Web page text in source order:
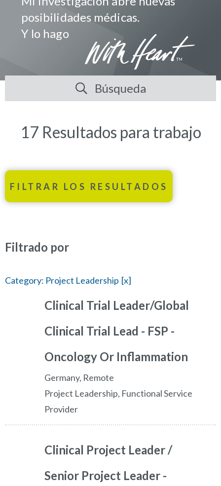
posibilidades médicas.
Y lo hago
Búsqueda
17 Resultados para trabajo
FILTRAR LOS RESULTADOS
Filtrado por
Category: Project Leadership
Clinical Trial Leader/Global
Clinical Trial Lead - FSP -
Oncology Or Inflammation
Germany, Remote
Project Leadership, Functional Service
Provider
Clinical Project Leader /
Senior Project Leader -